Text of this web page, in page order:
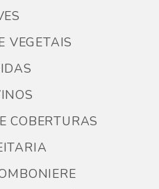
VEGETAIS
COBERTURAS